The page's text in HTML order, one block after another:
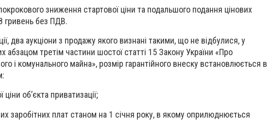
зниження стартової ціни та подальшого подання цінових
гривень без ПДВ.
два аукціони з продажу якого визнані такими, що не відбулися, у
абзацом третім частини шостої статті 15 Закону України «Про
і комунального майна», розмір гарантійного внеску встановлюється в
ціни об’єкта приватизації;
заробітних плат станом на 1 січня року, в якому оприлюднюється